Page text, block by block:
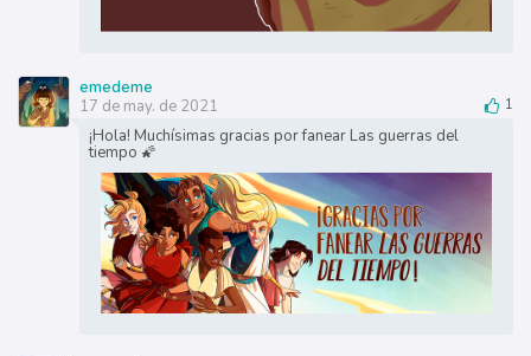
emedeme
17 de may. de 2021
1
¡Hola! Muchísimas gracias por fanear Las guerras del
tiempo 🌠